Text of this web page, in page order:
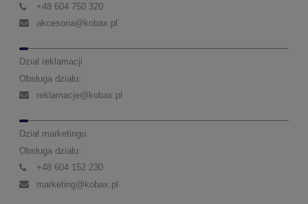
+48 604 750 320
akcesoria@kobax.pl
Dział reklamacji
Obsługa działu:
reklamacje@kobax.pl
Dział marketingu
Obsługa działu:
+48 604 152 230
marketing@kobax.pl